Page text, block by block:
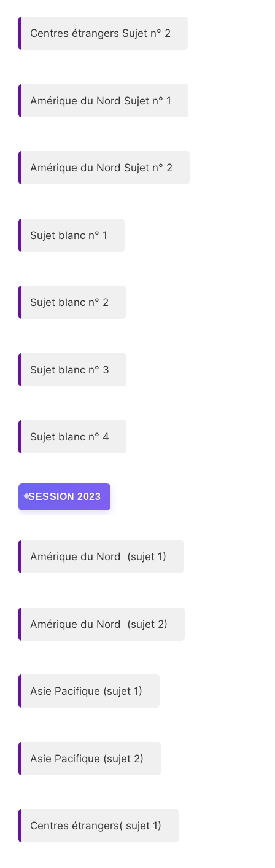
Centres étrangers Sujet n° 2
Amérique du Nord Sujet n° 1
Amérique du Nord Sujet n° 2
Sujet blanc n° 1
Sujet blanc n° 2
Sujet blanc n° 3
Sujet blanc n° 4
SESSION 2023
Amérique du Nord (sujet 1)
Amérique du Nord (sujet 2)
Asie Pacifique (sujet 1)
Asie Pacifique (sujet 2)
Centres étrangers( sujet 1)